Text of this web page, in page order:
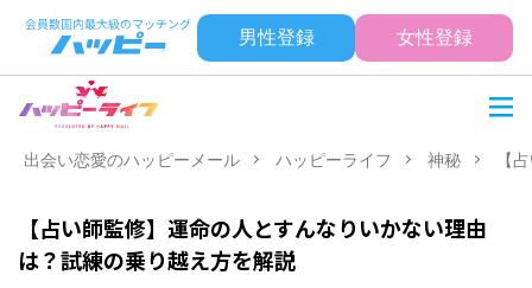
男性登録 女性登録
出会い恋愛のハッピーメール ハッピーライフ 神秘 【
【占い師監修】運命の人とすんなりいかない理由
は？試練の乗り越え方を解説